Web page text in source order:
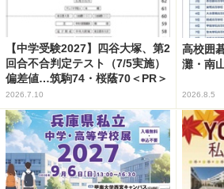
【中学受験2027】四谷大塚、第2
回合不合判定テスト（7/5実施）
偏差値…筑駒74・桜蔭70＜PR＞
2026.7.10
高校囲
灘・南
2026.8.5